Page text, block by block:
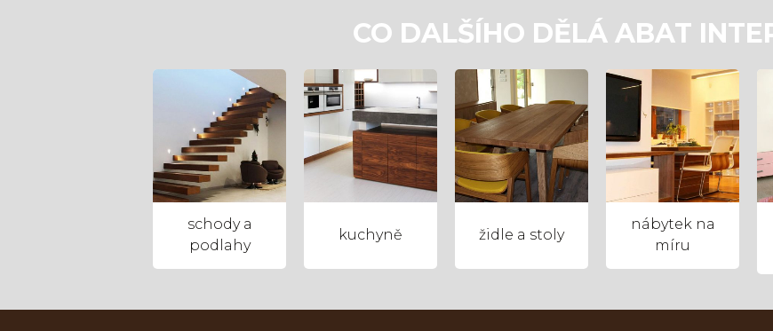
CO DALŠÍHO DĚLÁ ABAT
schody a
podlahy
kuchyně židle a stoly
nábytek na
míru